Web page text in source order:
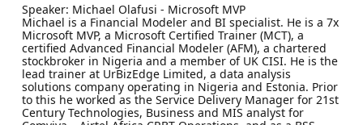
Speaker: Michael Olafusi - Microsoft MVP
Michael is a Financial Modeler and BI specialist. He is a 7x
Microsoft MVP, a Microsoft Certified Trainer (MCT), a
certified Advanced Financial Modeler (AFM), a chartered
stockbroker in Nigeria and a member of UK CISI. He is the
lead trainer at UrBizEdge Limited, a data analysis
solutions company operating in Nigeria and Estonia. Prior
to this he worked as the Service Delivery Manager for 21st
Century Technologies, Business and MIS analyst for